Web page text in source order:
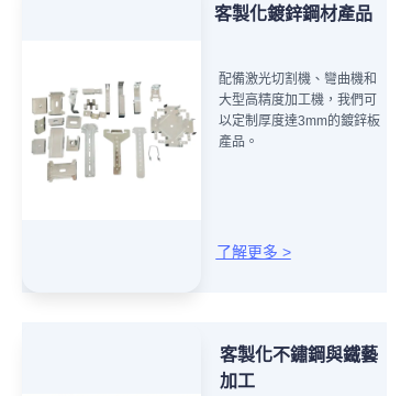
客製化鍍鋅鋼材產品
配備激光切割機、彎曲機和
大型高精度加工機，我們可
以定制厚度達3mm的鍍鋅板
產品。
了解更多 >
客製化不鏽鋼與鐵藝
加工